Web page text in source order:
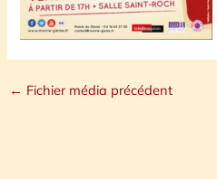
← Fichier média précédent